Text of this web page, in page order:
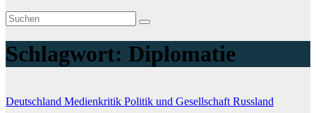
Schlagwort: Diplomatie
Deutschland Medienkritik Politik und Gesellschaft Russland